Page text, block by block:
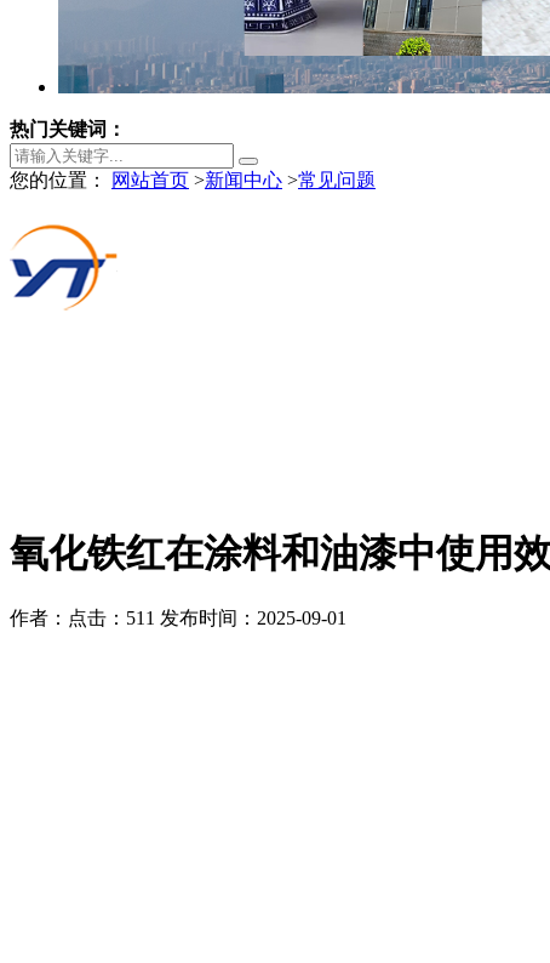
热门关键词：
您的位置： 网站首页 >新闻中心 >常见问题
氧化铁红在涂料和油漆中使用
作者： 点击：511 发布时间：2025-09-01